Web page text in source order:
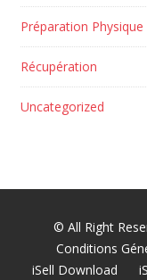
Préparation Physique
Récupération
Uncategorized
© All Right
Conditions
iSell Download